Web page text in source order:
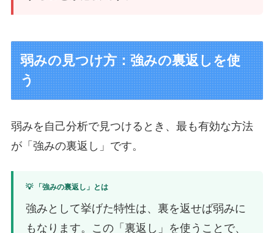
弱みの見つけ方：強みの裏返しを使
う
弱みを自己分析で見つけるとき、最も有効な方法
が「強みの裏返し」です。
💡 「強みの裏返し」とは
強みとして挙げた特性は、裏を返せば弱みに
もなります。この「裏返し」を使うことで、